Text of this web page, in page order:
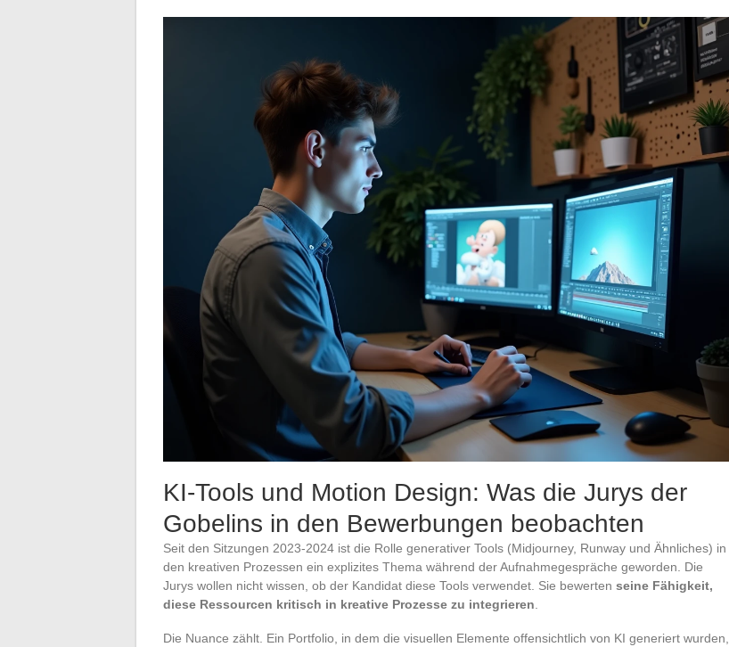
KI-Tools und Motion Design: Was die Jurys der
Gobelins in den Bewerbungen beobachten
Seit den Sitzungen 2023-2024 ist die Rolle generativer Tools (Midjourney, Runway und Ähnliches) in
den kreativen Prozessen ein explizites Thema während der Aufnahmegespräche geworden. Die
Jurys wollen nicht wissen, ob der Kandidat diese Tools verwendet. Sie bewerten seine Fähigkeit,
diese Ressourcen kritisch in kreative Prozesse zu integrieren.
Die Nuance zählt. Ein Portfolio, in dem die visuellen Elemente offensichtlich von KI generiert wurden,